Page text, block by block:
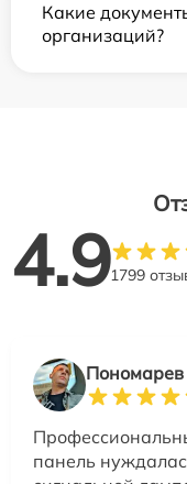
Какие
организаций?
4.91799
панель